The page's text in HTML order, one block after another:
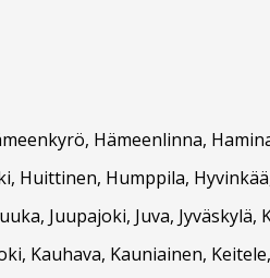
Hämeenlinna,
Huittinen, Humppila,
Juupajoki, Juva, Jyväskylä,
Kauhava, Kauniainen, Keitele,